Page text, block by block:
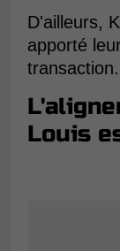
D'ailleurs,
apporté
transaction.
Louis